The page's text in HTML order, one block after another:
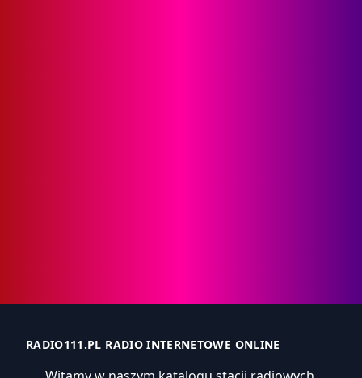
RADIO111.PL RADIO INTERNETOWE ONLINE